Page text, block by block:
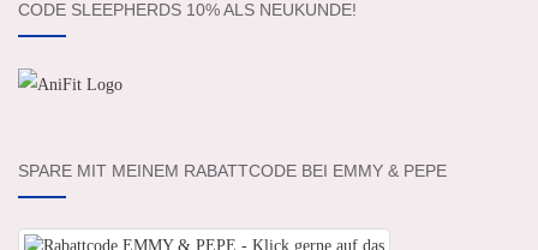
CODE SLEEPHERDS 10% ALS NEUKUNDE!
SPARE MIT MEINEM RABATTCODE BEI EMMY & PEPE